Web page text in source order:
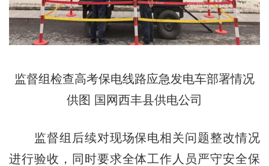
监督组检查高考保电线路应急发电车部署情况
供图 国网西丰县供电公司
监督组后续对现场保电相关问题整改情况
进行验收，同时要求全体工作人员严守安全保